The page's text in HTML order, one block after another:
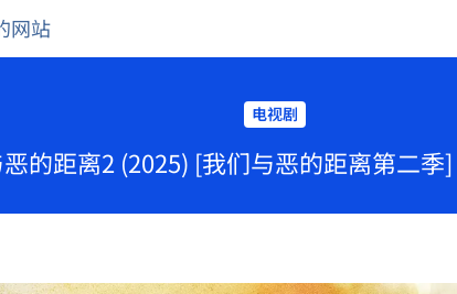
网站
电视剧
的距离2 (2025) [我们与恶的距离第二季